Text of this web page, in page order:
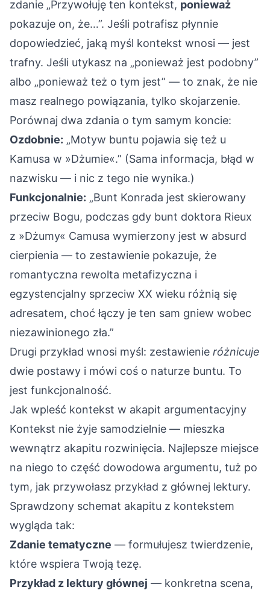
zdanie „Przywołuję ten kontekst, ponieważ
pokazuje on, że…”. Jeśli potrafisz płynnie
dopowiedzieć, jaką myśl kontekst wnosi — jest
trafny. Jeśli utykasz na „ponieważ jest podobny”
albo „ponieważ też o tym jest” — to znak, że nie
masz realnego powiązania, tylko skojarzenie.
Porównaj dwa zdania o tym samym koncie:
Ozdobnie: „Motyw buntu pojawia się też u
Kamusa w »Dżumie«.” (Sama informacja, błąd w
nazwisku — i nic z tego nie wynika.)
Funkcjonalnie: „Bunt Konrada jest skierowany
przeciw Bogu, podczas gdy bunt doktora Rieux
z »Dżumy« Camusa wymierzony jest w absurd
cierpienia — to zestawienie pokazuje, że
romantyczna rewolta metafizyczna i
egzystencjalny sprzeciw XX wieku różnią się
adresatem, choć łączy je ten sam gniew wobec
niezawinionego zła.”
Drugi przykład wnosi myśl: zestawienie różnicuje
dwie postawy i mówi coś o naturze buntu. To
jest funkcjonalność.
Jak wpleść kontekst w akapit argumentacyjny
Kontekst nie żyje samodzielnie — mieszka
wewnątrz akapitu rozwinięcia. Najlepsze miejsce
na niego to część dowodowa argumentu, tuż po
tym, jak przywołasz przykład z głównej lektury.
Sprawdzony schemat akapitu z kontekstem
wygląda tak:
Zdanie tematyczne — formułujesz twierdzenie,
które wspiera Twoją tezę.
Przykład z lektury głównej — konkretna scena,